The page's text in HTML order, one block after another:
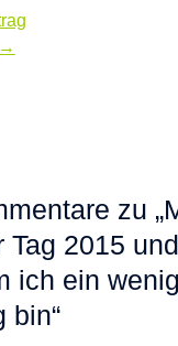
→
zu
Tag 2015 und
ich ein wenig
bin“